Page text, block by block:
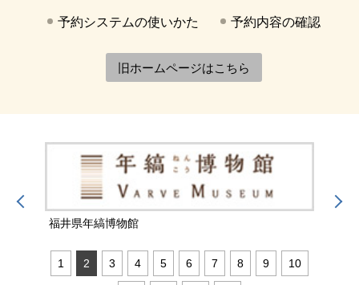
予約システムの使いかた 予約内容の確認
旧ホームページはこちら
福井県年縞博物館
1 2 3 4 5 6 7 8 9 10